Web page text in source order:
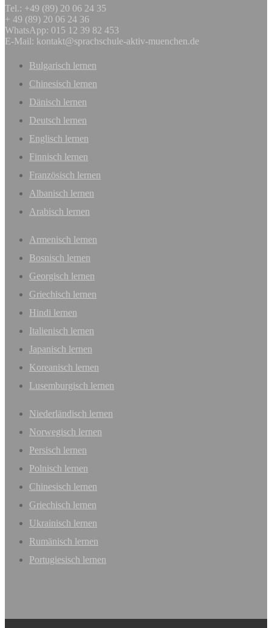
Tel.: +49 (89) 20 06 24 35
+ 49 (89) 20 06 24 36
WhatsApp: 015 12 39 82 453
E-Mail: kontakt@sprachschule-aktiv-muenchen.de
Bulgarisch lernen
Chinesisch lernen
Dänisch lernen
Deutsch lernen
Englisch lernen
Finnisch lernen
Französisch lernen
Albanisch lernen
Arabisch lernen
Armenisch lernen
Bosnisch lernen
Georgisch lernen
Griechisch lernen
Hindi lernen
Italienisch lernen
Japanisch lernen
Koreanisch lernen
Lusemburgisch lernen
Niederländisch lernen
Norwegisch lernen
Persisch lernen
Polnisch lernen
Chinesisch lernen
Griechisch lernen
Ukrainisch lernen
Rumänisch lernen
Portugiesisch lernen